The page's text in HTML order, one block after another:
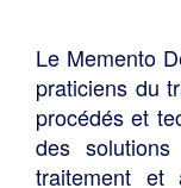
Le Memento
praticiens du
procédés et
des
traitement et